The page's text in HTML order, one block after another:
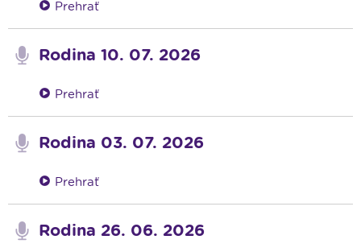
Prehrať
Rodina 10. 07. 2026
Prehrať
Rodina 03. 07. 2026
Prehrať
Rodina 26. 06. 2026